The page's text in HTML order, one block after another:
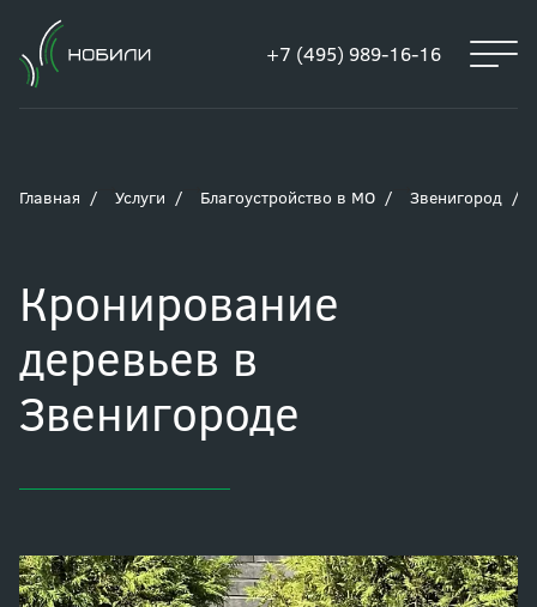
+7 (495) 989-16-16
Главная Услуги Благоустройство в МО Звенигород
Кронирование
деревьев в
Звенигороде